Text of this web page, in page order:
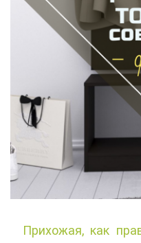
Прихожая, как